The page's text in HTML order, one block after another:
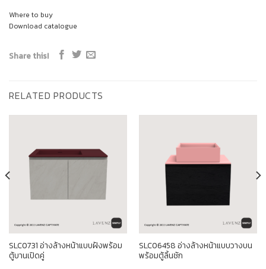
Where to buy
Download catalogue
Share this!
RELATED PRODUCTS
SLC0731 อ่างล้างหน้าแบบฝังพร้อม
ตู้บานเปิดคู่
SLC06458 อ่างล้างหน้าแบบวางบน
พร้อมตู้ลิ้นชัก